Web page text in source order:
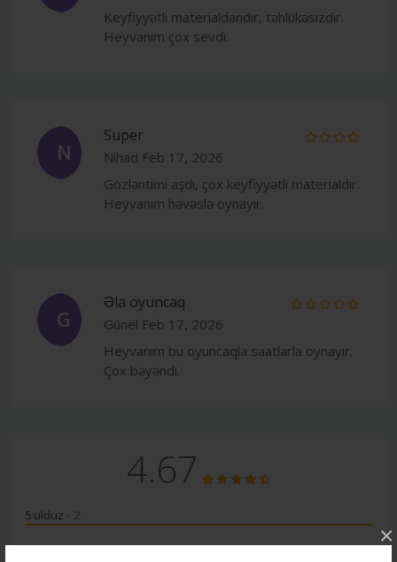
×
Keyfiyyətli materialdandır, təhlükəsizdir.
Heyvanım çox sevdi.
N
Super
Nihad Feb 17, 2026
Gözləntimi aşdı, çox keyfiyyətli materialdır.
Heyvanım həvəslə oynayır.
G
Əla oyuncaq
Günel Feb 17, 2026
Heyvanım bu oyuncaqla saatlarla oynayır.
Çox bəyəndi.
4.67
5 ulduz - 2
4 ulduz- 1